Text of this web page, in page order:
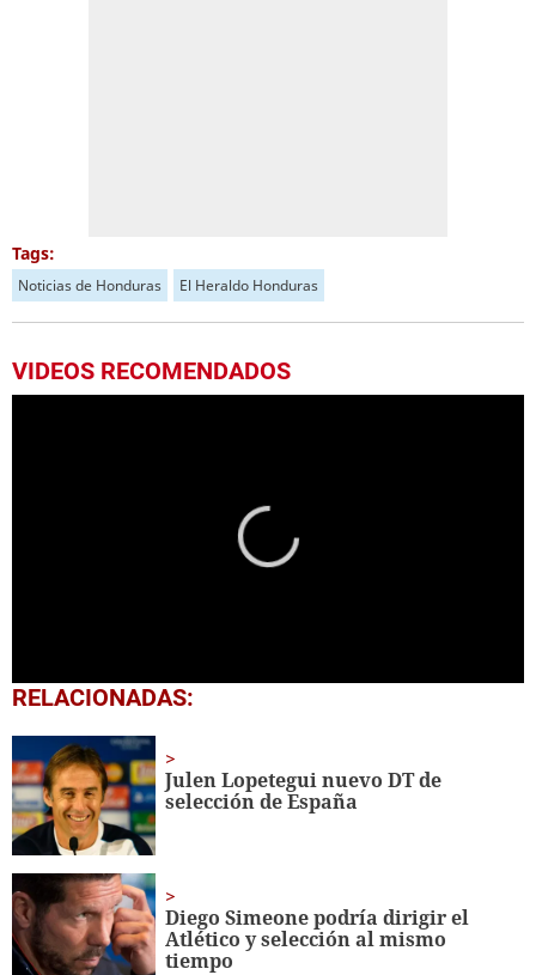
Tags:
Noticias de Honduras El Heraldo Honduras
VIDEOS RECOMENDADOS
0
seconds
minute,
56
seconds
RELACIONADAS:
Julen Lopetegui nuevo DT de
selección de España
Diego Simeone podría dirigir el
Atlético y selección al mismo
tiempo